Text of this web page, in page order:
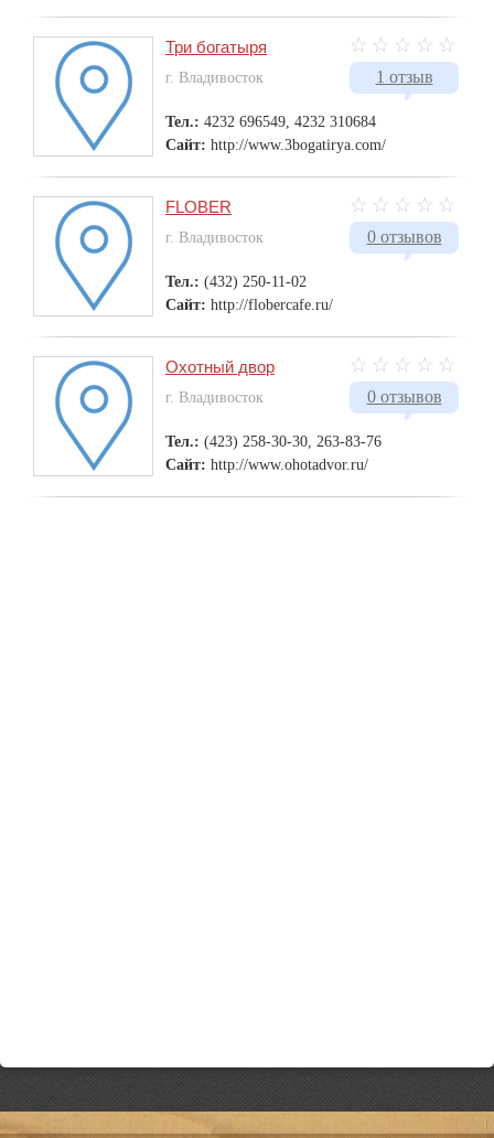
1 отзыв
Три богатыря
г. Владивосток
Тел.: 4232 696549, 4232 310684
Сайт: http://www.3bogatirya.com/
0 отзывов
FLOBER
г. Владивосток
Тел.: (432) 250-11-02
Сайт: http://flobercafe.ru/
0 отзывов
Охотный двор
г. Владивосток
Тел.: (423) 258-30-30, 263-83-76
Сайт: http://www.ohotadvor.ru/